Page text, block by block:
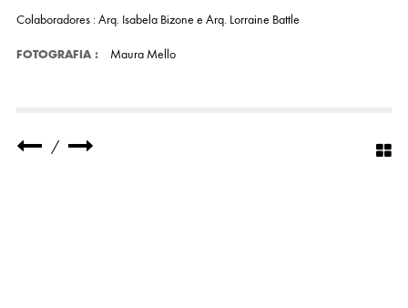
Colaboradores : Arq. Isabela Bizone e Arq. Lorraine Battle
FOTOGRAFIA : Maura Mello
/